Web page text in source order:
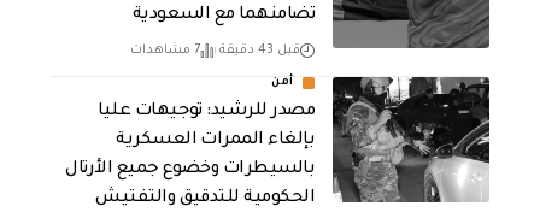
تضامنهما مع السعودية
قبل 43 دقيقة 7 مشاهدات
أمن
مصدر للرشيد: توجيهات عليا
بإلغاء الممرات العسكرية
بالسيطرات وخضوع جميع الأرتال
الحكومية للتدقيق والتفتيش